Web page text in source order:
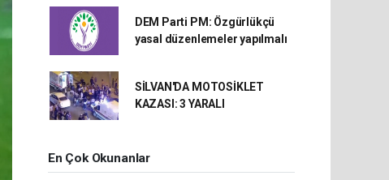
DEM Parti PM: Özgürlükçü
yasal düzenlemeler yapılmalı
SİLVAN'DA MOTOSİKLET
KAZASI: 3 YARALI
En Çok Okunanlar